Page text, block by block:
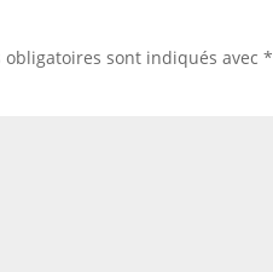
obligatoires sont indiqués avec*